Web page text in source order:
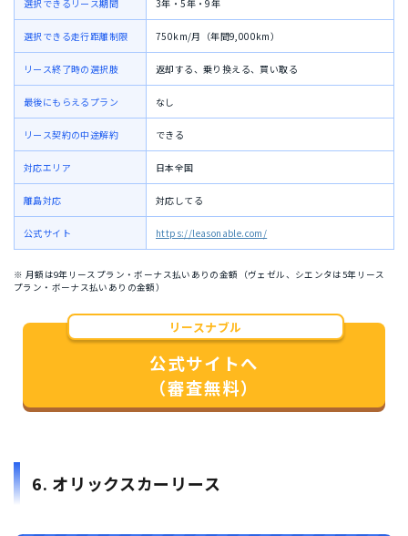
選択できるリース期間 3年・5年・9年
選択できる走行距離制限 750km/月（年間9,000km）
リース終了時の選択肢 返却する、乗り換える、買い取る
最後にもらえるプラン なし
リース契約の中途解約 できる
対応エリア 日本全国
離島対応 対応してる
公式サイト https://leasonable.com/
※ 月額は9年リースプラン・ボーナス払いありの金額（ヴェゼル、シエンタは5年リース
プラン・ボーナス払いありの金額）
リースナブル
公式サイトへ
（審査無料）
6. オリックスカーリース